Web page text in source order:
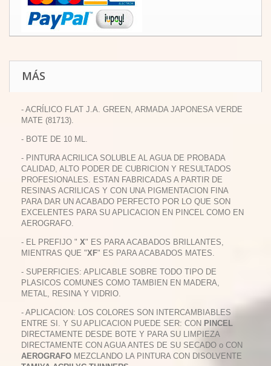
MÁS
- ACRÍLICO FLAT J.A. GREEN, ARMADA JAPONESA VERDE
MATE (81713).
- BOTE DE 10 ML.
- PINTURA ACRILICA SOLUBLE AL AGUA DE PROBADA
CALIDAD, ALTO PODER DE CUBRICION Y RESULTADOS
PROFESIONALES. ESTAN FABRICADAS A PARTIR DE
RESINAS ACRILICAS Y CON UNA PIGMENTACION FINA
PARA DAR UN ACABADO PERFECTO POR LO QUE SON
EXCELENTES PARA SU APLICACION EN PINCEL COMO EN
AEROGRAFO.
- EL PREFIJO " X" ES PARA ACABADOS BRILLANTES,
MIENTRAS QUE "XF" ES PARA ACABADOS MATES.
- SUPERFICIES: APLICABLE SOBRE TODO TIPO DE
PLASICOS COMUNES COMO TAMBIEN EN MADERA,
METAL, RESINA Y VIDRIO.
- APLICACION: LOS COLORES SON INTERCAMBIABLES
ENTRE SI. Y SU APLICACION PUEDE SER: CON PINCEL
DIRECTAMENTE DESDE BOTE Y PARA SU LIMPIEZA
DIRECTAMENTE CON AGUA ANTES DE SU SECADO o CON
AEROGRAFO MEZCLANDO LA PINTURA CON DISOLVENTE